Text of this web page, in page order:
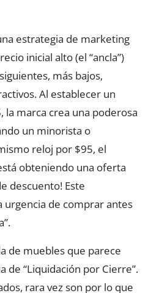
estrategia de marketing
inicial alto (el “ancla”)
más bajos,
Al establecer un
la marca crea una poderosa
un minorista o
reloj por $95, el
obteniendo una oferta
descuento! Este
de comprar antes
de muebles que parece
de “Liquidación por Cierre”.
rara vez son por lo que